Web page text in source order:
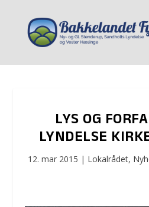
LYS OG
LYNDELSE
12. mar 2015 | Lokalrådet,